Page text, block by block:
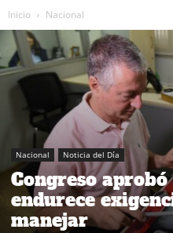
Inicio Nacional
Nacional Noticia del Día
Congreso
endurece
manejar